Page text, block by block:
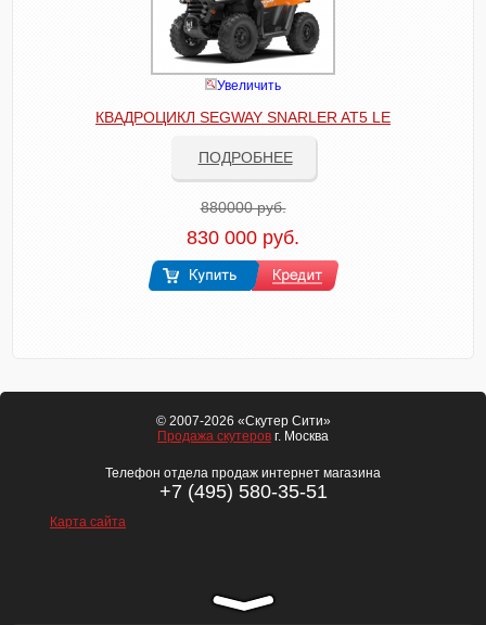
Увеличить
КВАДРОЦИКЛ SEGWAY SNARLER AT5 LE
ПОДРОБНЕЕ
880000 руб.
830 000 руб.
© 2007-2026 «Скутер Сити»
Продажа скутеров г. Москва
Телефон отдела продаж интернет магазина
+7 (495) 580-35-51
Карта сайта